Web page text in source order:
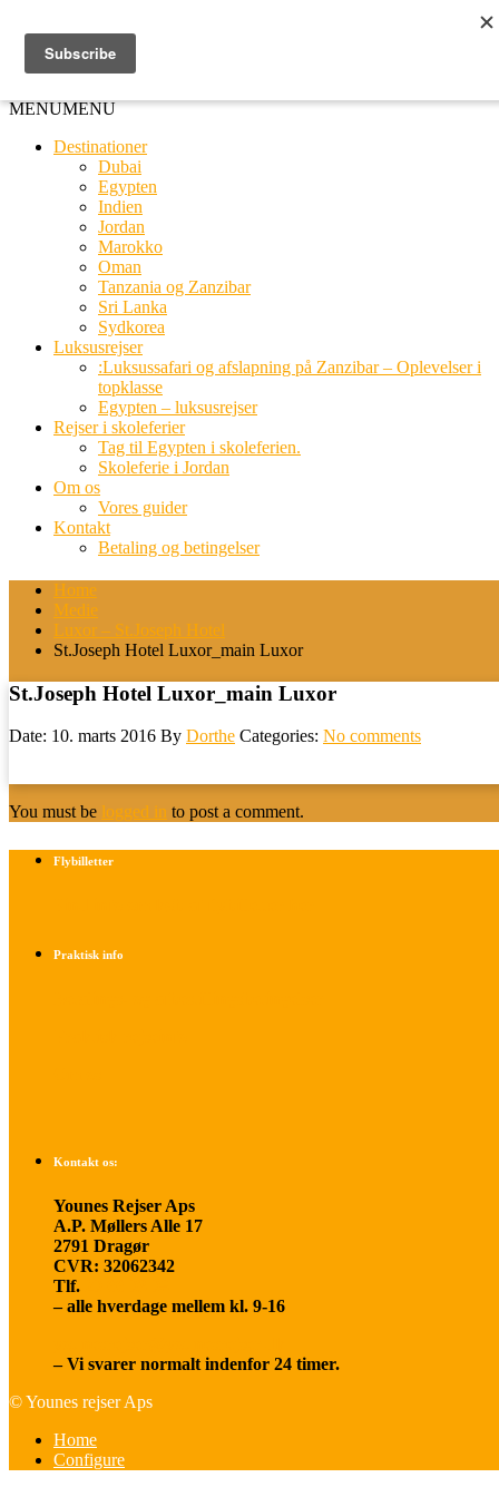
MENUMENU
Destinationer
Dubai
Egypten
Indien
Jordan
Marokko
Oman
Tanzania og Zanzibar
Sri Lanka
Sydkorea
Luksusrejser
:Luksussafari og afslapning på Zanzibar – Oplevelser i
topklasse
Egypten – luksusrejser
Rejser i skoleferier
Tag til Egypten i skoleferien.
Skoleferie i Jordan
Om os
Vores guider
Kontakt
Betaling og betingelser
Home
Medie
Luxor – St.Joseph Hotel
St.Joseph Hotel Luxor_main Luxor
St.Joseph Hotel Luxor_main Luxor
Date: 10. marts 2016 By Dorthe Categories: No comments
You must be logged in to post a comment.
Flybilletter
Praktisk info
Kontakt os:
Younes Rejser Aps
A.P. Møllers Alle 17
2791 Dragør
CVR: 32062342
Tlf.
– alle hverdage mellem kl. 9-16
– Vi svarer normalt indenfor 24 timer.
© Younes rejser Aps
Home
Configure